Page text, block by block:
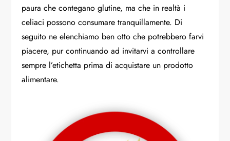
paura che contegano glutine, ma che in realtà i
celiaci possono consumare tranquillamente. Di
seguito ne elenchiamo ben otto che potrebbero farvi
piacere, pur continuando ad invitarvi a controllare
sempre l’etichetta prima di acquistare un prodotto
alimentare.